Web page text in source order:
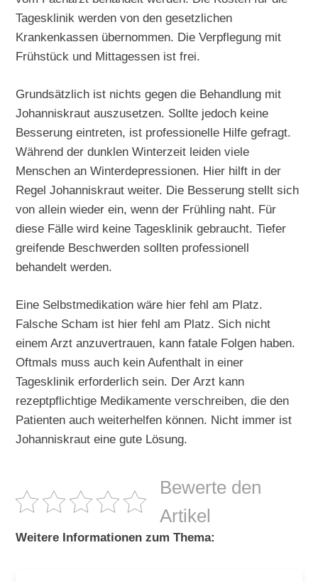
Tagesklinik werden von den gesetzlichen
Krankenkassen übernommen. Die Verpflegung mit
Frühstück und Mittagessen ist frei.
Grundsätzlich ist nichts gegen die Behandlung mit
Johanniskraut auszusetzen. Sollte jedoch keine
Besserung eintreten, ist professionelle Hilfe gefragt.
Während der dunklen Winterzeit leiden viele
Menschen an Winterdepressionen. Hier hilft in der
Regel Johanniskraut weiter. Die Besserung stellt sich
von allein wieder ein, wenn der Frühling naht. Für
diese Fälle wird keine Tagesklinik gebraucht. Tiefer
greifende Beschwerden sollten professionell
behandelt werden.
Eine Selbstmedikation wäre hier fehl am Platz.
Falsche Scham ist hier fehl am Platz. Sich nicht
einem Arzt anzuvertrauen, kann fatale Folgen haben.
Oftmals muss auch kein Aufenthalt in einer
Tagesklinik erforderlich sein. Der Arzt kann
rezeptpflichtige Medikamente verschreiben, die den
Patienten auch weiterhelfen können. Nicht immer ist
Johanniskraut eine gute Lösung.
Bewerte den
Artikel
Weitere Informationen zum Thema: